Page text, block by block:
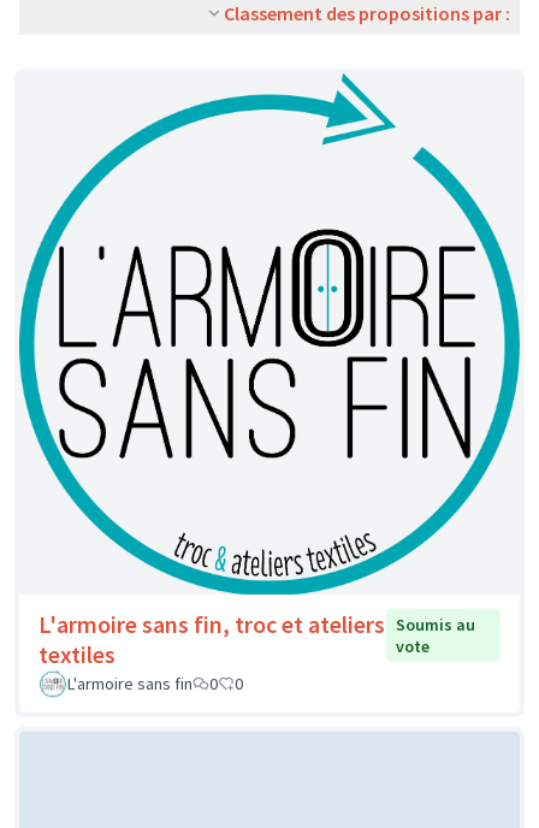
Classement des propositions par :
L'armoire sans fin, troc et ateliers
textiles
Soumis au
vote
L'armoire sans fin
0 0